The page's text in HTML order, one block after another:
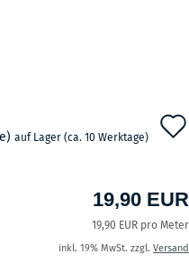
auf Lager (ca. 10 Werktage)
19,90 EUR
19,90 EUR pro Meter
inkl. 19% MwSt. zzgl. Versand